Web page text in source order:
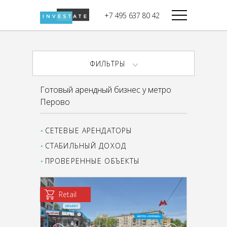
+7 495 637 80 42
Дикси
Магнолия
В башне
Запад
Башня Федерация-I
Восток
Город Столиц,
Южный блок
ФИЛЬТРЫ
Готовый арендный бизнес у метро
Перово
СЕТЕВЫЕ АРЕНДАТОРЫ
СТАБИЛЬНЫЙ ДОХОД
ПРОВЕРЕННЫЕ ОБЪЕКТЫ
Retail